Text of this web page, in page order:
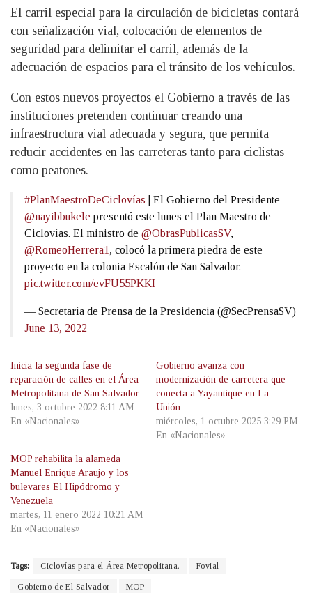
El carril especial para la circulación de bicicletas contará
con señalización vial, colocación de elementos de
seguridad para delimitar el carril, además de la
adecuación de espacios para el tránsito de los vehículos.
Con estos nuevos proyectos el Gobierno a través de las
instituciones pretenden continuar creando una
infraestructura vial adecuada y segura, que permita
reducir accidentes en las carreteras tanto para ciclistas
como peatones.
#PlanMaestroDeCiclovías | El Gobierno del Presidente
@nayibbukele presentó este lunes el Plan Maestro de
Ciclovías. El ministro de @ObrasPublicasSV,
@RomeoHerrera1, colocó la primera piedra de este
proyecto en la colonia Escalón de San Salvador.
pic.twitter.com/evFU55PKKI
— Secretaría de Prensa de la Presidencia (@SecPrensaSV)
June 13, 2022
Inicia la segunda fase de
reparación de calles en el Área
Metropolitana de San Salvador
lunes, 3 octubre 2022 8:11 AM
En «Nacionales»
Gobierno avanza con
modernización de carretera que
conecta a Yayantique en La
Unión
miércoles, 1 octubre 2025 3:29 PM
En «Nacionales»
MOP rehabilita la alameda
Manuel Enrique Araujo y los
bulevares El Hipódromo y
Venezuela
martes, 11 enero 2022 10:21 AM
En «Nacionales»
Tags: Ciclovías para el Área Metropolitana. Fovial
Gobierno de El Salvador MOP